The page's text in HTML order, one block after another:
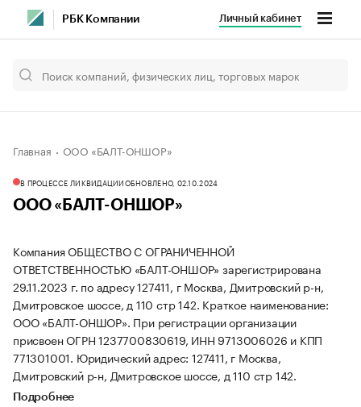
РБК Компании Личный кабинет
Главная ООО «БАЛТ-ОНШОР»
В ПРОЦЕССЕ ЛИКВИДАЦИИОБНОВЛЕНО, 02.10.2024
ООО «БАЛТ-ОНШОР»
Компания ОБЩЕСТВО С ОГРАНИЧЕННОЙ
ОТВЕТСТВЕННОСТЬЮ «БАЛТ-ОНШОР» зарегистрирована
29.11.2023 г. по адресу 127411, г Москва, Дмитровский р-н,
Дмитровское шоссе, д 110 стр 142. Краткое наименование:
ООО «БАЛТ-ОНШОР». При регистрации организации
присвоен ОГРН 1237700830619, ИНН 9713006026 и КПП
771301001. Юридический адрес: 127411, г Москва,
Дмитровский р-н, Дмитровское шоссе, д 110 стр 142.
Подробнее